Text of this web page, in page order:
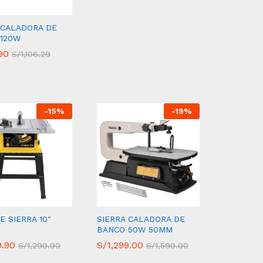
DE
S/1,106.29
S/1,106.29
-15%
SIERRA 10″
S/1,299.90
S/1,299.90
-19%
SIERRA CALADORA DE
BANCO 50W 50MM
S/1,299.00 S/1,599.00
S/1,299.00 S/1,599.00